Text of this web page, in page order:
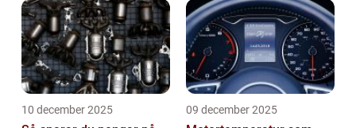
10 december 2025 09 december 2025